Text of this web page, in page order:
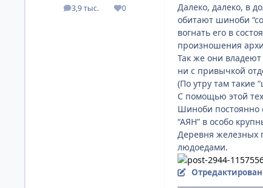
3,9 тыс.
посты 0
Репутация
Далеко, далеко, в
обитают шиноби
вогнать его в
произношения
Так же они владеют
ни с привычкой
(По утру там такие
С помощью этой
Шиноби постоянно
“АЯН” в особо
Деревня железных
людоедами.